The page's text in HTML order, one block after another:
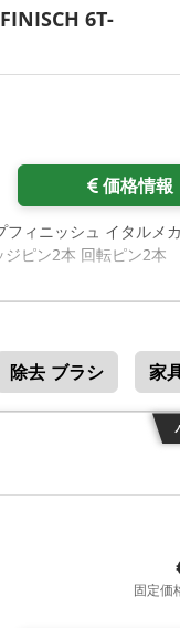
6T-
価格情報
ィニッシュ イタルメ
ピン2本 回転ピン2本
除去 ブラシ 家
固定価